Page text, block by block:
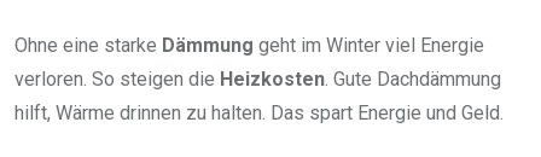
Ohne eine starke Dämmung geht im Winter viel Energie
verloren. So steigen die Heizkosten . Gute Dachdämmung
hilft, Wärme drinnen zu halten. Das spart Energie und Geld.